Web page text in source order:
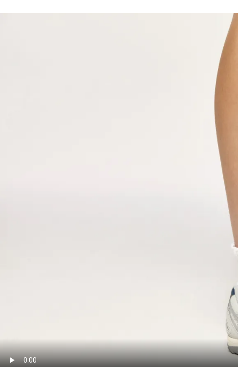
Vás, aby ste klikli na
SPRAVOVAŤ